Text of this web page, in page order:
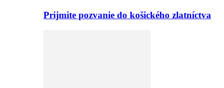
Prijmite pozvanie do košického zlatníctva